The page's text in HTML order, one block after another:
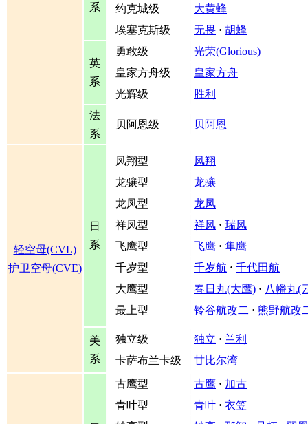
系
约克城级
大黄蜂
埃塞克斯级
无畏 · 胡蜂
英
系
勇敢级
光荣(Glorious)
皇家方舟级
皇家方舟
光辉级
胜利
法
系
贝阿恩级 贝阿恩
轻空母(CVL)
护卫空母(CVE)
日
系
凤翔型
凤翔
龙骧型
龙骧
龙凤型
龙凤
祥凤型
祥凤 · 瑞凤
飞鹰型
飞鹰 · 隼鹰
千岁型
千岁航 · 千代田航
大鹰型
春日丸(大鹰) · 八幡丸(
最上型
铃谷航改二 · 熊野航改
美
系
独立级 独立 · 兰利
卡萨布兰卡级
甘比尔湾
古鹰型 古鹰 · 加古
青叶型
青叶 · 衣笠